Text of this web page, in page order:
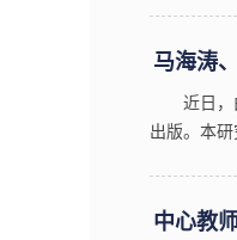
马海涛
近日
出版。本
中心教